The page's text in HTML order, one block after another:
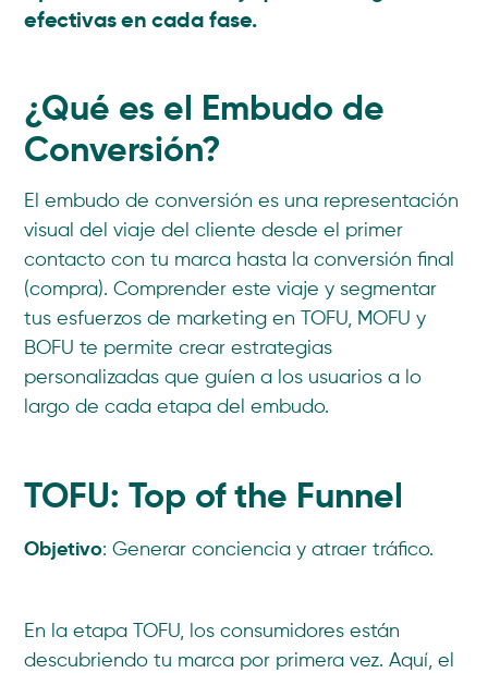
efectivas en cada fase.
¿Qué es el Embudo de
Conversión?
El embudo de conversión es una representación
visual del viaje del cliente desde el primer
contacto con tu marca hasta la conversión final
(compra). Comprender este viaje y segmentar
tus esfuerzos de marketing en TOFU, MOFU y
BOFU te permite crear estrategias
personalizadas que guíen a los usuarios a lo
largo de cada etapa del embudo.
TOFU: Top of the Funnel
Objetivo: Generar conciencia y atraer tráfico.
En la etapa TOFU, los consumidores están
descubriendo tu marca por primera vez. Aquí, el